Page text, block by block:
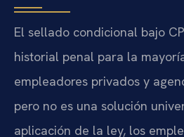
El sellado condicional bajo
historial penal para la
empleadores privados y
pero no es una solución
aplicación de la ley, los